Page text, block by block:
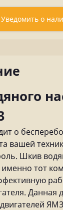
Уведомить о
о
вашей
Шкив
именно тот
Данная